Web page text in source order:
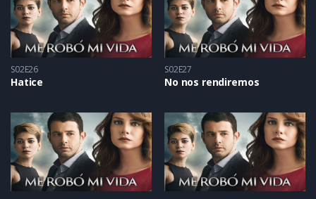
S02E26
Hatice
S02E27
No nos rendiremos